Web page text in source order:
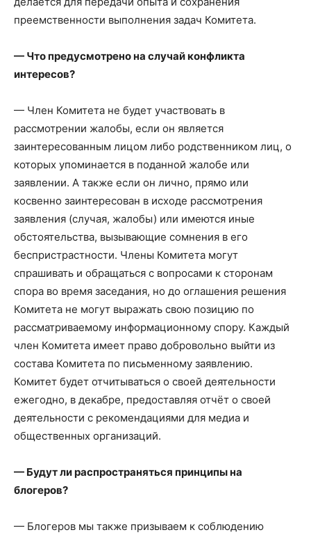
преемственности выполнения задач Комитета.
— Что предусмотрено на случай конфликта
интересов?
— Член Комитета не будет участвовать в
рассмотрении жалобы, если он является
заинтересованным лицом либо родственником лиц, о
которых упоминается в поданной жалобе или
заявлении. А также если он лично, прямо или
косвенно заинтересован в исходе рассмотрения
заявления (случая, жалобы) или имеются иные
обстоятельства, вызывающие сомнения в его
беспристрастности. Члены Комитета могут
спрашивать и обращаться с вопросами к сторонам
спора во время заседания, но до оглашения решения
Комитета не могут выражать свою позицию по
рассматриваемому информационному спору. Каждый
член Комитета имеет право добровольно выйти из
состава Комитета по письменному заявлению.
Комитет будет отчитываться о своей деятельности
ежегодно, в декабре, предоставляя отчёт о своей
деятельности с рекомендациями для медиа и
общественных организаций.
— Будут ли распространяться принципы на
блогеров?
— Блогеров мы также призываем к соблюдению